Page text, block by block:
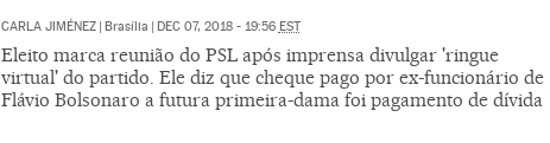
CARLA JIMÉNEZ | Brasília | DEC 07, 2018 - 19:56 EST
Eleito marca reunião do PSL após imprensa divulgar 'ringue
virtual' do partido. Ele diz que cheque pago por ex-funcionário de
Flávio Bolsonaro a futura primeira-dama foi pagamento de dívida